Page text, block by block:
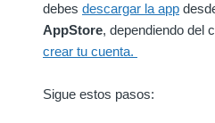
debes descargar la app
AppStore, dependiendo del
crear tu cuenta.
Sigue estos pasos: